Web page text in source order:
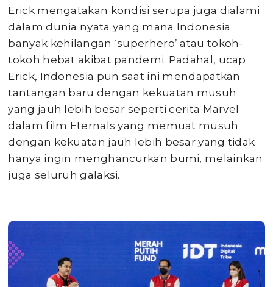
Erick mengatakan kondisi serupa juga dialami
dalam dunia nyata yang mana Indonesia
banyak kehilangan ‘superhero’ atau tokoh-
tokoh hebat akibat pandemi. Padahal, ucap
Erick, Indonesia pun saat ini mendapatkan
tantangan baru dengan kekuatan musuh
yang jauh lebih besar seperti cerita Marvel
dalam film Eternals yang memuat musuh
dengan kekuatan jauh lebih besar yang tidak
hanya ingin menghancurkan bumi, melainkan
juga seluruh galaksi.